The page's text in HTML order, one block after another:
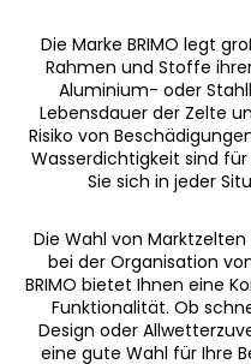
Die Marke BRIMO legt
Rahmen und Stoffe
Aluminium- oder
Lebensdauer der Zelte
Risiko von
Wasserdichtigkeit sind
Sie sich in jeder
Die Wahl von
bei der Organisation
BRIMO bietet Ihnen eine
Funktionalität. Ob
Design oder
eine gute Wahl für Ihre